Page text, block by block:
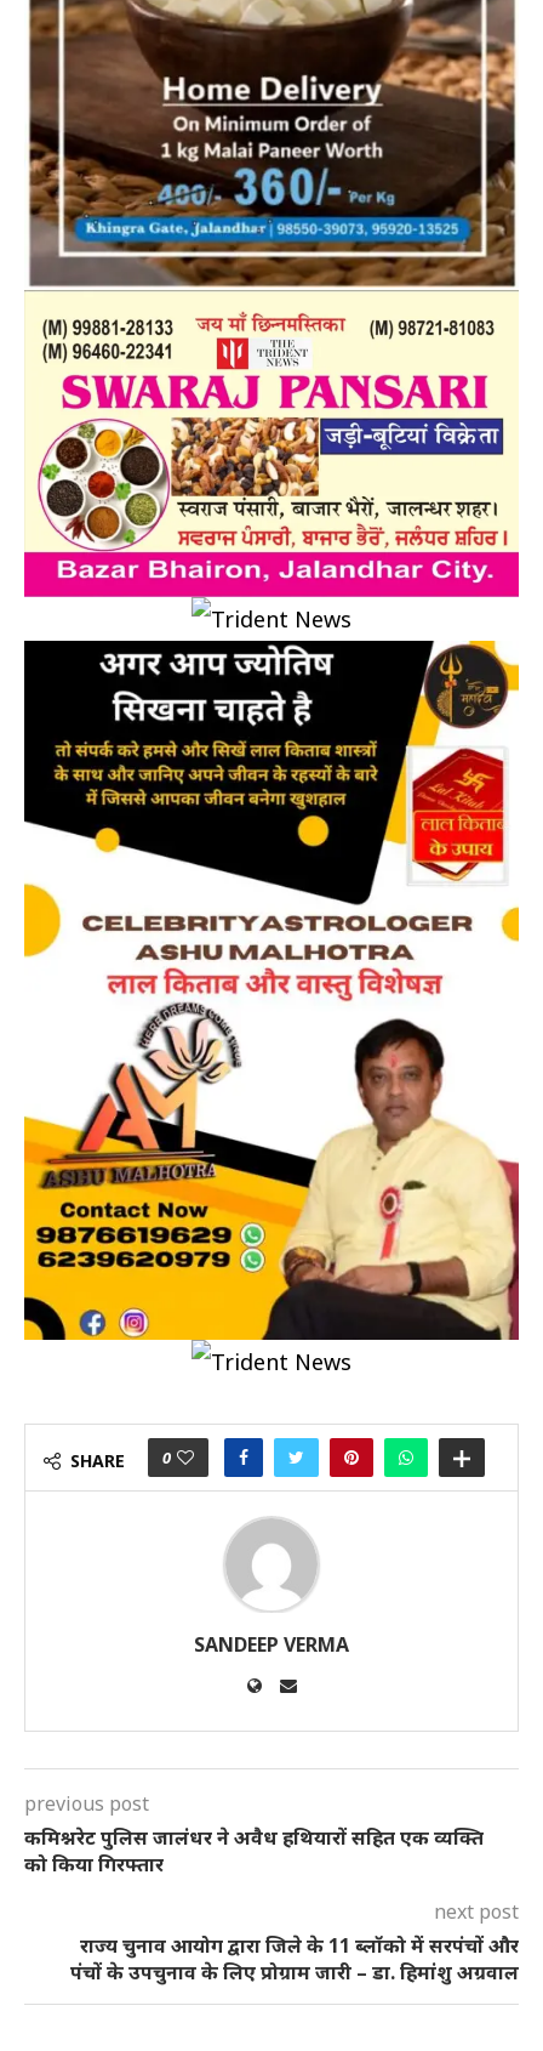
SHARE 0
SANDEEP VERMA
previous post
कमिश्नरेट पुलिस जालंधर ने अवैध हथियारों सहित एक व्यक्ति
को किया गिरफ्तार
next post
राज्य चुनाव आयोग द्वारा जिले के 11 ब्लॉको में सरपंचों और
पंचों के उपचुनाव के लिए प्रोग्राम जारी – डा. हिमांशु अग्रवाल